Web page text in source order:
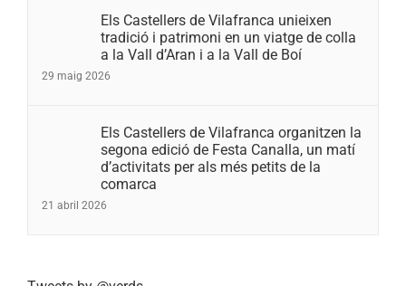
Els Castellers de Vilafranca unieixen
tradició i patrimoni en un viatge de colla
a la Vall d’Aran i a la Vall de Boí
29 maig 2026
Els Castellers de Vilafranca organitzen la
segona edició de Festa Canalla, un matí
d’activitats per als més petits de la
comarca
21 abril 2026